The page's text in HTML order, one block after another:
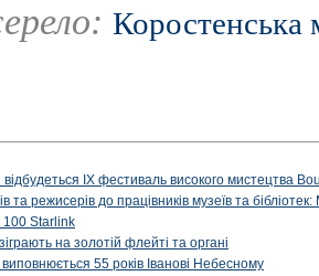
Коростенська
відбудеться IX фестиваль високого мистецтва
та режисерів до працівників музеїв та
100 Starlink
на золотій флейті та органі
55 років Іванові Небесному